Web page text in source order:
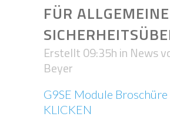
FÜR ALLGEMEINE
Erstellt 09:35hin News
Beyer
G9SE Module Broschüre
KLICKEN